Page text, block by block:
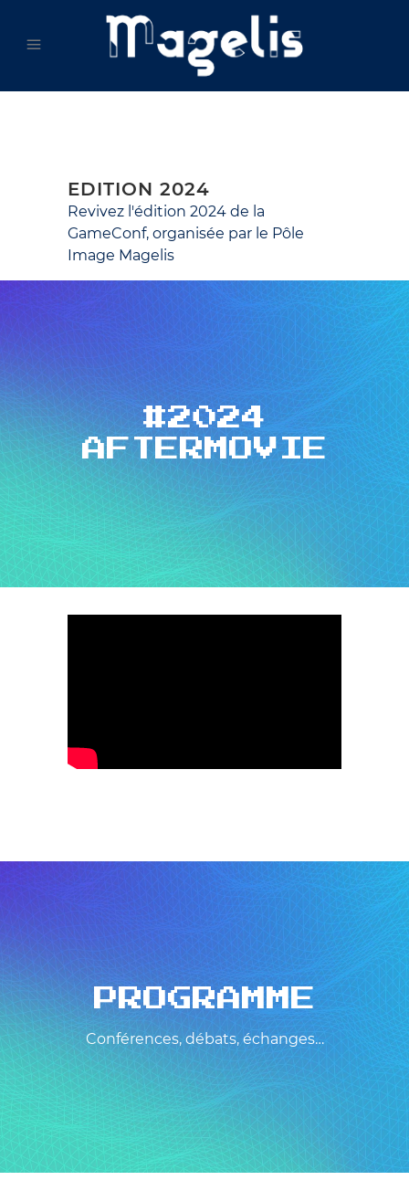
EDITION 2024
Revivez l'édition 2024 de la
GameConf, organisée par le Pôle
Image Magelis
#2024
AFTERMOVIE
PROGRAMME
Conférences, débats, échanges…